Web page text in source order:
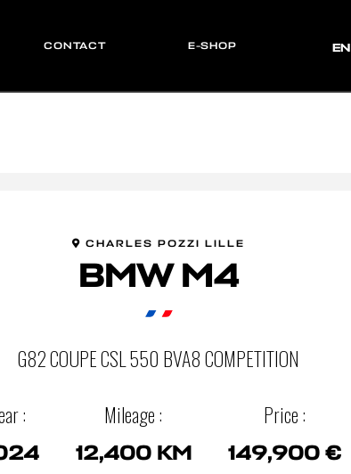
CONTACT E-SHOP EN
EN
CHARLES POZZI LILLE
BMW M4
G82 COUPE CSL 550 BVA8 COMPETITION
:
Mileage :
12,400 KM
Price :
149,900 €